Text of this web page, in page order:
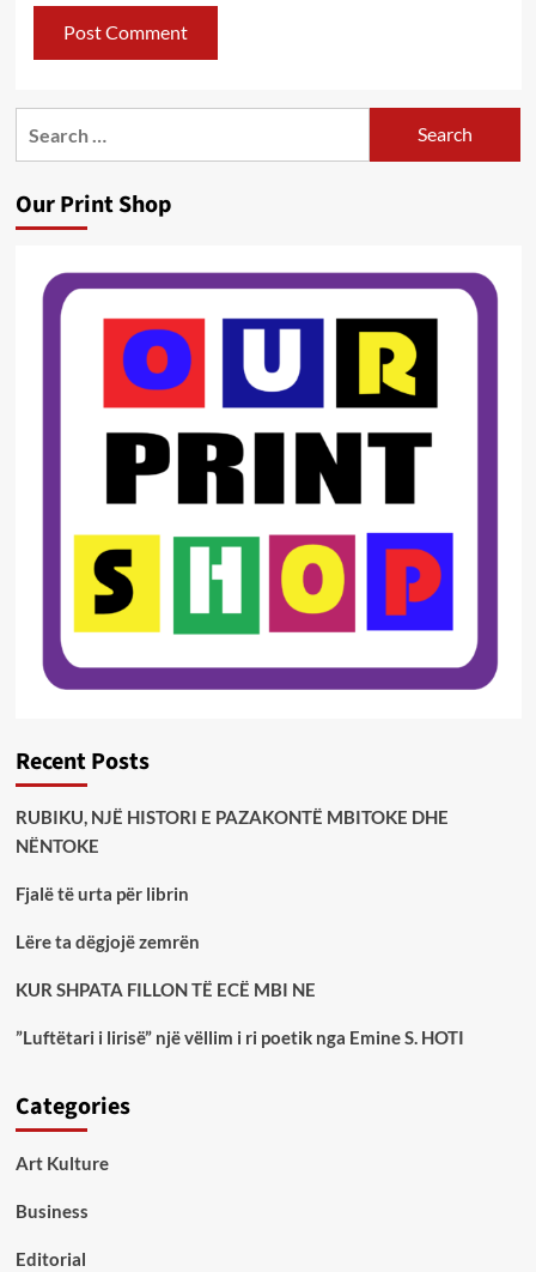
Our Print Shop
Recent Posts
RUBIKU, NJË HISTORI E PAZAKONTË MBITOKE DHE
NËNTOKE
Fjalë të urta për librin
Lëre ta dëgjojë zemrën
KUR SHPATA FILLON TË ECË MBI NE
”Luftëtari i lirisë” një vëllim i ri poetik nga Emine S. HOTI
Categories
Art Kulture
Business
Editorial